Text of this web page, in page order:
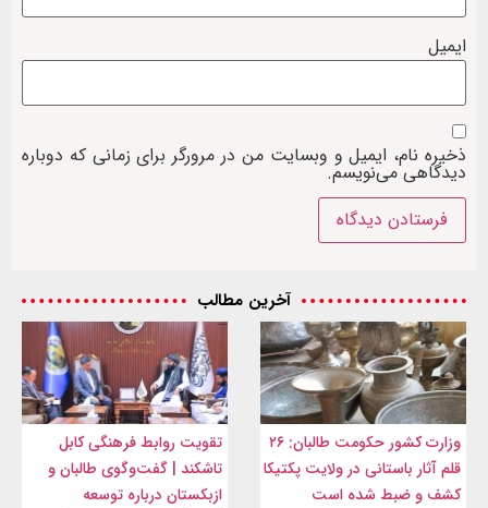
ایمیل
ذخیره نام، ایمیل و وبسایت من در مرورگر برای زمانی که دوباره
دیدگاهی می‌نویسم.
آخرین مطالب
وزارت کشور حکومت طالبان: ۲۶
قلم آثار باستانی در ولایت پکتیکا
کشف و ضبط شده است
تقویت روابط فرهنگی کابل
تاشکند | گفت‌وگوی طالبان و
ازبکستان درباره توسعه